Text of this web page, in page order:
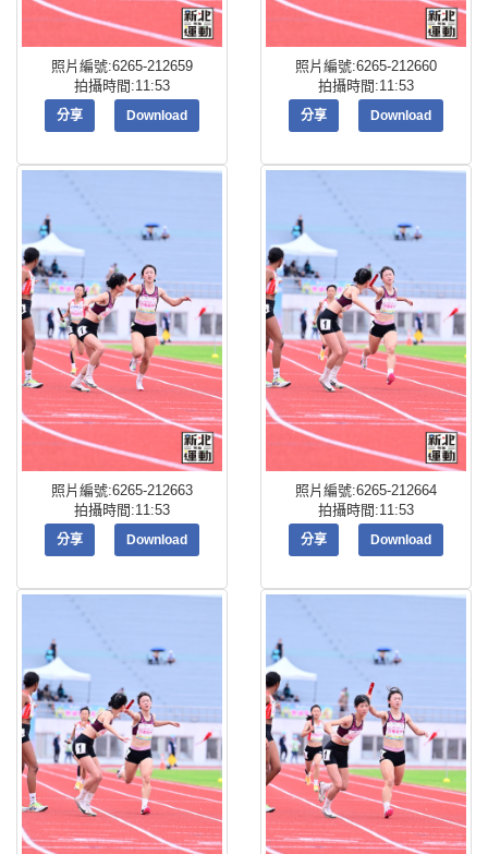
照片編號:6265-212659
拍攝時間:11:53
分享 Download
照片編號:6265-212660
拍攝時間:11:53
分享 Download
照片編號:6265-212663
拍攝時間:11:53
分享 Download
照片編號:6265-212664
拍攝時間:11:53
分享 Download